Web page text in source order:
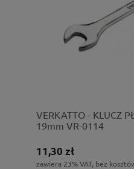
VERKATTO - KLUCZ
19mm VR-0114
11,30 zł
zawiera 23% VAT, bez